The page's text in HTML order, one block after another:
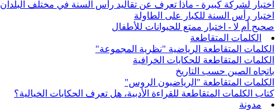
اختبار لشركة كبيرة - ماذا تعرف عن تقاليد رأس السنة في مختلف البلدان
اختبار رأس السنة للكبار على الطاولة
صحيح أم لا - اختبار ممتع للحيوانات للأطفال
الكلمات المتقاطعة
الكلمات المتقاطعة الرياضية "نظرية المجموعة"
الكلمات المتقاطعة للحكايات الخرافية
باتجاه الصين حسب التاريخ
الكلمات المتقاطعة "الرياضيون الروس"
كتاب الكلمات المتقاطعة للقراءة الأدبية، هل تعرف الحكايات الخيالية؟
مدونة